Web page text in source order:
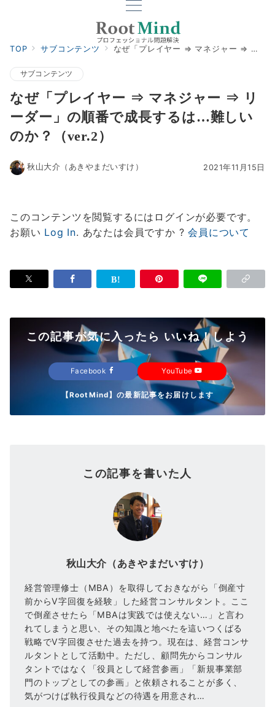
TOP サブコンテンツ なぜ「プレイヤー ⇒ マネジャー ⇒ リーダー」の順番で成長するは…難しいのか？（ver.2）
サブコンテンツ
なぜ「プレイヤー ⇒ マネジャー ⇒ リ
ーダー」の順番で成長するは…難しい
のか？（ver.2）
2021年11月15日
秋山大介（あきやまだいすけ）
このコンテンツを閲覧するにはログインが必要です。
お願い Log In. あなたは会員ですか ?会員について
この記事が気に入ったら いいね！しよう
Facebook YouTube
【RootMind】の最新記事をお届けします
この記事を書いた人
秋山大介（あきやまだいすけ）
経営管理修士（MBA）を取得しておきながら「倒産寸
前からV字回復を経験」した経営コンサルタント。ここ
で倒産させたら「MBAは実践では使えない…」と言わ
れてしまうと思い、その知識と地べたを這いつくばる
戦略でV字回復させた過去を持つ。現在は、経営コンサ
ルタントとして活動中。ただし、顧問先からコンサル
タントではなく「役員として経営参画」「新規事業部
門のトップとしての参画」と依頼されることが多く、
気がつけば執行役員などの待遇を用意され…